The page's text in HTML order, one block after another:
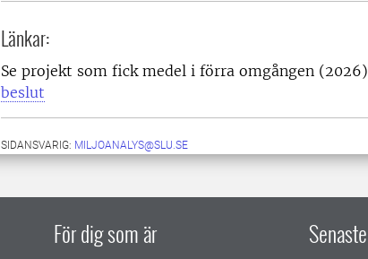
Länkar:
Se projekt som fick medel i förra omgången
beslut
SIDANSVARIG: MILJOANALYS@SLU.SE
För dig som är